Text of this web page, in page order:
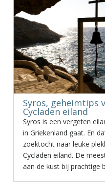
Syros, geheimtips
Cycladen eiland
Syros is een vergeten
in Griekenland gaat. En
zoektocht naar leuke
Cycladen eiland. De
aan de kust bij prachtige